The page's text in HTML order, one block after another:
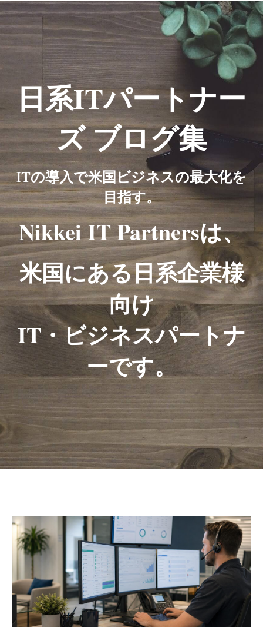
日系ITパートナー
ズ ブログ集
ITの導入で米国ビジネスの最大化を
目指す。
Nikkei IT Partnersは、
米国にある日系企業様
向け
IT・ビジネスパートナ
ーです。